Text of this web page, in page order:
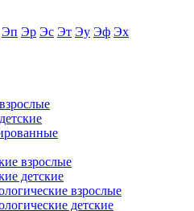
Эп Эр Эс Эт Эу Эф Эх
взрослые
детские
взрослые
детские